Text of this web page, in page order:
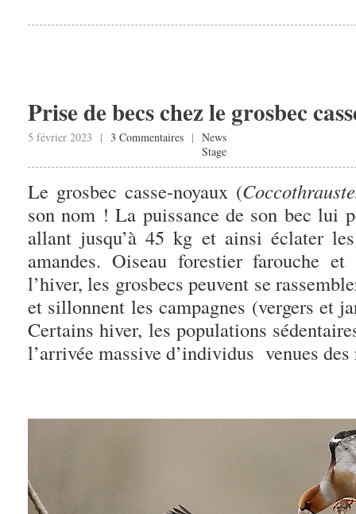
Prise de becs chez le grosbec
5 février 2023 | 3 Commentaires | News
Stage
Le grosbec casse-noyaux (
son nom ! La puissance de son bec lui
allant jusqu’à 45 kg et ainsi éclater
amandes. Oiseau forestier farouche
l’hiver, les grosbecs peuvent se
et sillonnent les campagnes (vergers et
Certains hiver, les populations
l’arrivée massive d’individus venues